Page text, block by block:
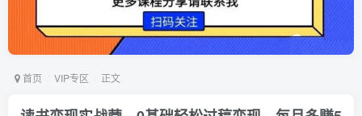
首页 VIP专区 正文